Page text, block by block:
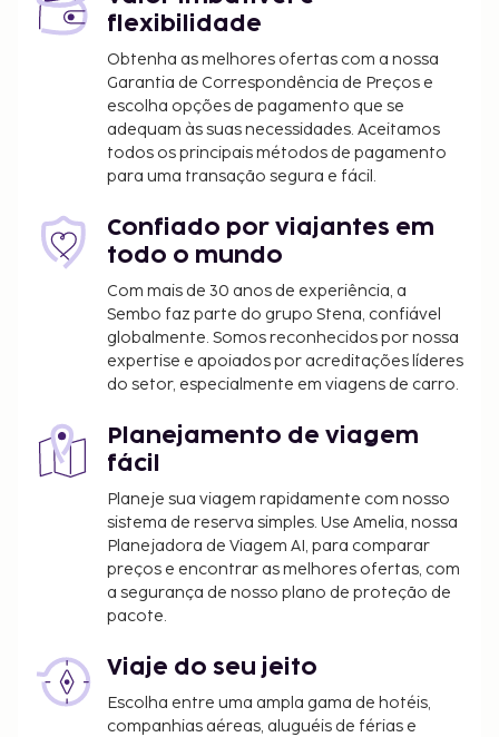
flexibilidade
Obtenha as melhores ofertas com a nossa
Garantia de Correspondência de Preços e
escolha opções de pagamento que se
adequam às suas necessidades. Aceitamos
todos os principais métodos de pagamento
para uma transação segura e fácil.
Confiado por viajantes em
todo o mundo
Com mais de 30 anos de experiência, a
Sembo faz parte do grupo Stena, confiável
globalmente. Somos reconhecidos por nossa
expertise e apoiados por acreditações líderes
do setor, especialmente em viagens de carro.
Planejamento de viagem
fácil
Planeje sua viagem rapidamente com nosso
sistema de reserva simples. Use Amelia, nossa
Planejadora de Viagem AI, para comparar
preços e encontrar as melhores ofertas, com
a segurança de nosso plano de proteção de
pacote.
Viaje do seu jeito
Escolha entre uma ampla gama de hotéis,
companhias aéreas, aluguéis de férias e